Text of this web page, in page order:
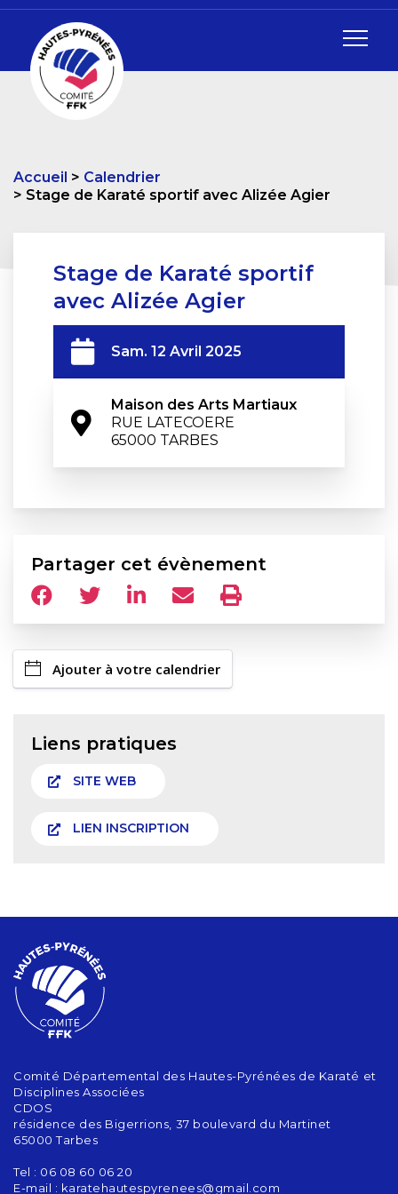
Accueil
Calendrier
Stage de Karaté sportif avec Alizée Agier
Stage de Karaté sportif
avec Alizée Agier
Sam. 12 Avril 2025
Maison des Arts Martiaux
RUE LATECOERE
65000 TARBES
Partager cet évènement
Ajouter à votre calendrier
Liens pratiques
SITE WEB
LIEN INSCRIPTION
Comité Départemental des Hautes-Pyrénées de Karaté et
Disciplines Associées
CDOS
résidence des Bigerrions, 37 boulevard du Martinet
65000 Tarbes
Tel : 06 08 60 06 20
E-mail : karatehautespyrenees@gmail.com